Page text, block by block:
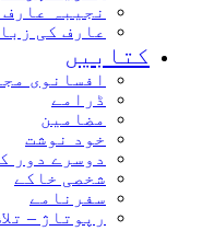
نجیبہ
عارف کی
کتابیں
افسانوی
ڈرامے
مضامین
خود نوشت
دوسرے دور
شخصی خاکے
سفرنامے
رپوتاژ –